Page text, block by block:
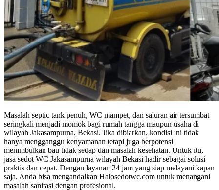
Masalah septic tank penuh, WC mampet, dan saluran air tersumbat
seringkali menjadi momok bagi rumah tangga maupun usaha di
wilayah Jakasampurna, Bekasi. Jika dibiarkan, kondisi ini tidak
hanya mengganggu kenyamanan tetapi juga berpotensi
menimbulkan bau tidak sedap dan masalah kesehatan. Untuk itu,
jasa sedot WC Jakasampurna wilayah Bekasi hadir sebagai solusi
praktis dan cepat. Dengan layanan 24 jam yang siap melayani kapan
saja, Anda bisa mengandalkan Halosedotwc.com untuk menangani
masalah sanitasi dengan profesional.